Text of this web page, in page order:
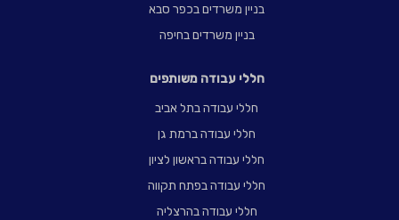
בניין משרדים בכפר סבא
בניין משרדים בחיפה
חללי עבודה משותפים
חללי עבודה בתל אביב
חללי עבודה ברמת גן
חללי עבודה בראשון לציון
חללי עבודה בפתח תקווה
חללי עבודה בהרצליה